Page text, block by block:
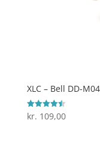
XLC – Bell DD-
Vurderet
4.5
kr. 109,00